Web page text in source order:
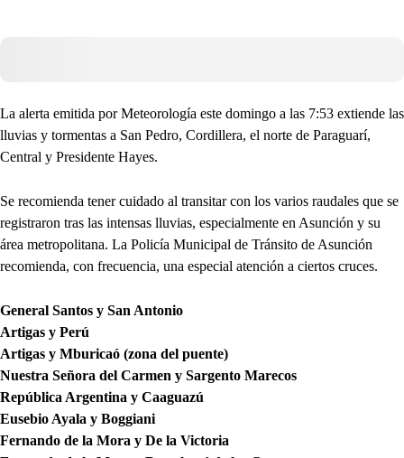
La alerta emitida por Meteorología este domingo a las 7:53 extiende las
lluvias y tormentas a San Pedro, Cordillera, el norte de Paraguarí,
Central y Presidente Hayes.
Se recomienda tener cuidado al transitar con los varios raudales que se
registraron tras las intensas lluvias, especialmente en Asunción y su
área metropolitana. La Policía Municipal de Tránsito de Asunción
recomienda, con frecuencia, una especial atención a ciertos cruces.
General Santos y San Antonio
Artigas y Perú
Artigas y Mburicaó (zona del puente)
Nuestra Señora del Carmen y Sargento Marecos
República Argentina y Caaguazú
Eusebio Ayala y Boggiani
Fernando de la Mora y De la Victoria